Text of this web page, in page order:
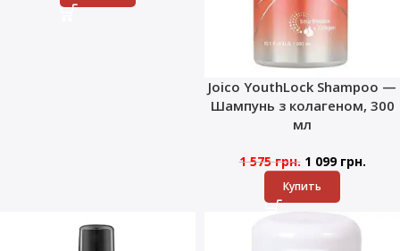
Joico YouthLock Shampoo —
Шампунь з колагеном, 300
мл
1 575грн. 1 099 грн.
Купить